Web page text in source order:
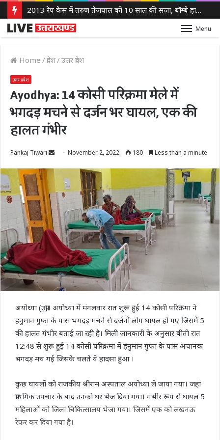
2013 रेप केस में तरुण तेजपाल को 10 साल की सज़ा, बॉम्बे हाई कोर्ट ने लगाया 10 लाख रुपये का जुर्माना
Menu
Home /प्रदेश/उत्तर प्रदेश
उत्तर प्रदेश
Ayodhya: 14 कोसी परिक्रमा मेले में
भगदड़ मचने से दर्जन भर घायल, एक की
हालत गंभीर
Pankaj Tiwari
Send
email
November 2, 2022 180 Less than a minute
अयोध्या (उप्र)। अयोध्या में मंगलवार रात शुरू हुई 14 कोसी परिक्रमा ने
हनुमान गुफा के पास भगदड़ मचने से दर्जनों लोग घायल हो गए जिसमें 5
की हालत गंभीर बताई जा रही है। मिली जानकारी के अनुसार बीती रात
12:48 से शुरू हुई 14 कोसी परिक्रमा में हनुमान गुफा के पास अचानक
भगदड़ मच गई जिसके चलते ये हादसा हुआ ।
कुछ घायलों को राजकीय श्रीराम अस्पताल अयोध्या ले जाया गया। जहां
प्राथमिक उपचार के बाद उनको घर भेज दिया गया। गंभीर रूप से घायल 5
महिलाओं को जिला चिकित्सालय भेजा गया। जिसमें एक को लखनऊ
रेफर कर दिया गया है।